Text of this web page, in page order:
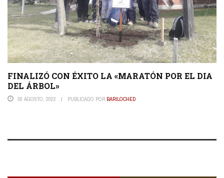
FINALIZÓ CON ÉXITO LA «MARATÓN POR EL DIA
DEL ÁRBOL»
30 AGOSTO, 2022 PUBLICADO POR BARILOCHED